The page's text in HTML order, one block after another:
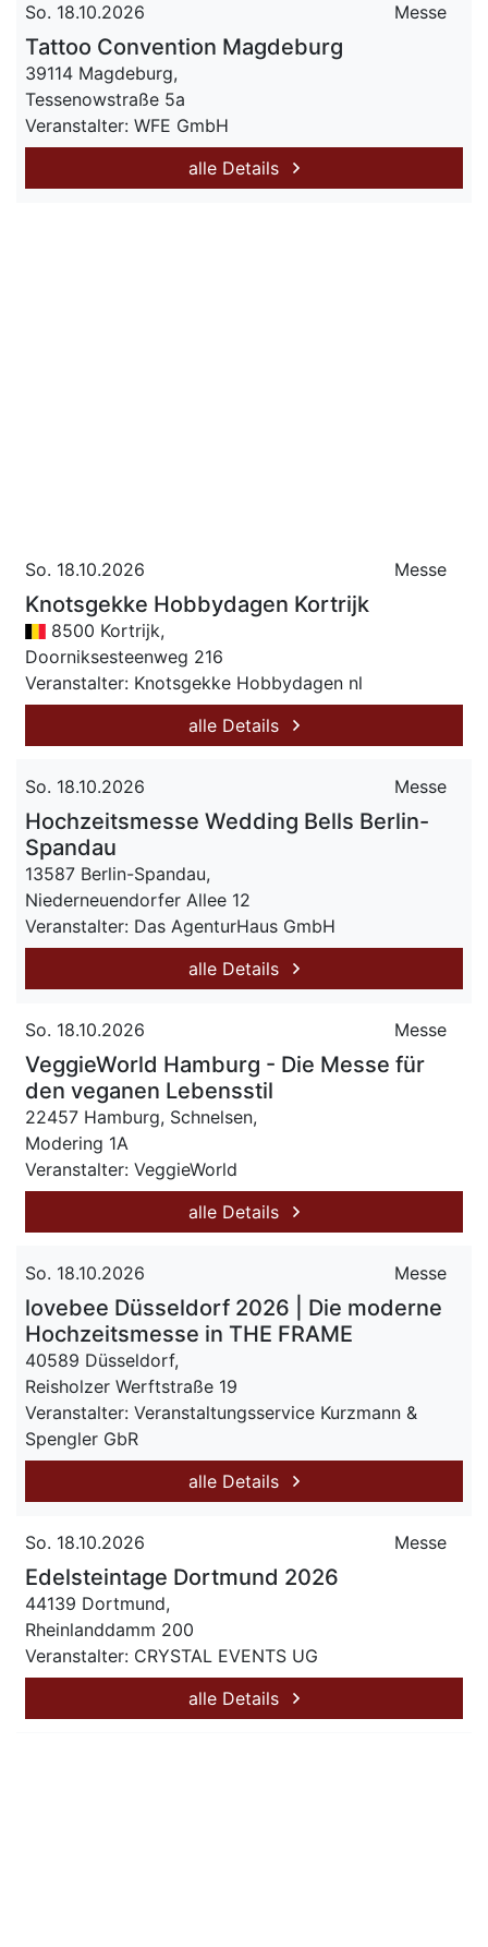
So. 18.10.2026 Messe
Tattoo Convention Magdeburg
39114 Magdeburg,
Tessenowstraße 5a
Veranstalter: WFE GmbH
alle Details
So. 18.10.2026 Messe
Knotsgekke Hobbydagen Kortrijk
8500 Kortrijk,
Doorniksesteenweg 216
Veranstalter: Knotsgekke Hobbydagen nl
alle Details
So. 18.10.2026 Messe
Hochzeitsmesse Wedding Bells Berlin-
Spandau
13587 Berlin-Spandau,
Niederneuendorfer Allee 12
Veranstalter: Das AgenturHaus GmbH
alle Details
So. 18.10.2026 Messe
VeggieWorld Hamburg - Die Messe für
den veganen Lebensstil
22457 Hamburg, Schnelsen,
Modering 1A
Veranstalter: VeggieWorld
alle Details
So. 18.10.2026 Messe
lovebee Düsseldorf 2026 | Die moderne
Hochzeitsmesse in THE FRAME
40589 Düsseldorf,
Reisholzer Werftstraße 19
Veranstalter: Veranstaltungsservice Kurzmann &
Spengler GbR
alle Details
So. 18.10.2026 Messe
Edelsteintage Dortmund 2026
44139 Dortmund,
Rheinlanddamm 200
Veranstalter: CRYSTAL EVENTS UG
alle Details